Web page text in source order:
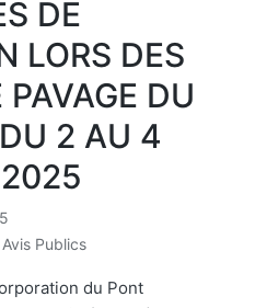
DE
LORS DES
DU
2 AU 4
Publics
du Pont